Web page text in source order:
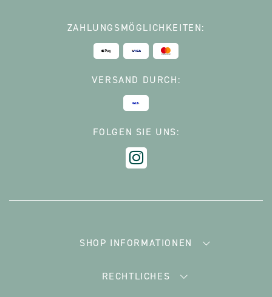
ZAHLUNGSMÖGLICHKEITEN:
VERSAND DURCH:
FOLGEN SIE UNS:
SHOP INFORMATIONEN
RECHTLICHES